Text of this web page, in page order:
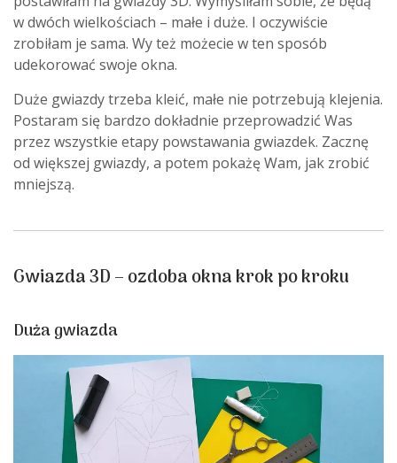
w dwóch wielkościach – małe i duże. I oczywiście
zrobiłam je sama. Wy też możecie w ten sposób
udekorować swoje okna.
Duże gwiazdy trzeba kleić, małe nie potrzebują klejenia.
Postaram się bardzo dokładnie przeprowadzić Was
przez wszystkie etapy powstawania gwiazdek. Zacznę
od większej gwiazdy, a potem pokażę Wam, jak zrobić
mniejszą.
Gwiazda 3D – ozdoba okna krok po kroku
Duża gwiazda